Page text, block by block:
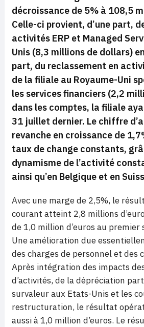
décroissance de 5% à 108,5
Celle-ci provient, d’une part,
activités ERP et Managed
Unis (8,3 millions de dollars)
part, du reclassement en
de la filiale au Royaume-Uni
les services financiers (2,2
dans les comptes, la filiale
31 juillet dernier. Le chiffre
revanche en croissance de
taux de change constants,
dynamisme de l’activité
ainsi qu’en Belgique et en
Avec une marge de 2,5%, le
courant atteint 2,8 millions
de 1,0 million d’euros au premier
Une amélioration due
des charges de personnel et des
Après intégration des impacts
d’activités, de la dépréciation
survaleur aux Etats-Unis et les
restructuration, le résultat
aussi à 1,0 million d’euros. Le